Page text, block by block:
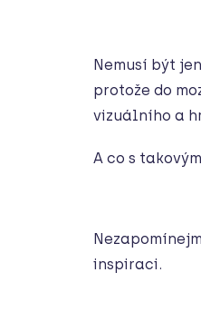
Nemusí být
protože do
vizuálního a
A co s
inspiraci.